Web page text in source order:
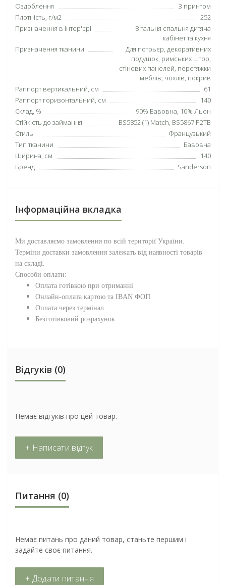
Оздоблення
З принтом
Плотність, г/м2
252
Призначення в інтер'єрі
Вітальня спальня дитяча
кабінет та кухня
Призначення тканини
Для потрьєр, декоративних
подушок, римських штор,
стінових панелей, перетяжки
меблів, чохлів, покрив
Раппорт вертикальний, см
61
Раппорт горизонтальний, см
140
Склад, %
90% Бавовна, 10% Льон
Стійкість до займання
BS5852 (1) Match, BS5867 P2TB
Стиль
Французький
Тип тканини
Бавовна
Ширина, см
140
Бренд
Sanderson
Інформаційна вкладка
Ми доставляємо замовлення по всій території України.
Терміни доставки замовлення залежать від наявності товарів
на складі.
Способи оплати:
Оплата готівкою при отриманні
Онлайн-оплата картою та IBAN ФОП
Оплата через термінал
Безготівковий розрахунок
Відгуків (0)
Немає відгуків про цей товар.
+ Написати відгук
Питання (0)
Немає питань про даний товар, станьте першим і
задайте своє питання.
+ Додати питання